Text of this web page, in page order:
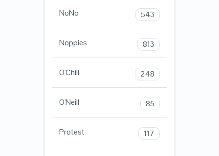
NoNo 543
Noppies 813
O'Chill 248
O'Neill 85
Protest 117